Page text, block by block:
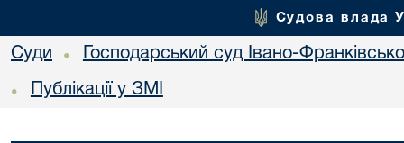
Судова влада
Суди • Господарський суд Івано-
• Публікації у ЗМІ